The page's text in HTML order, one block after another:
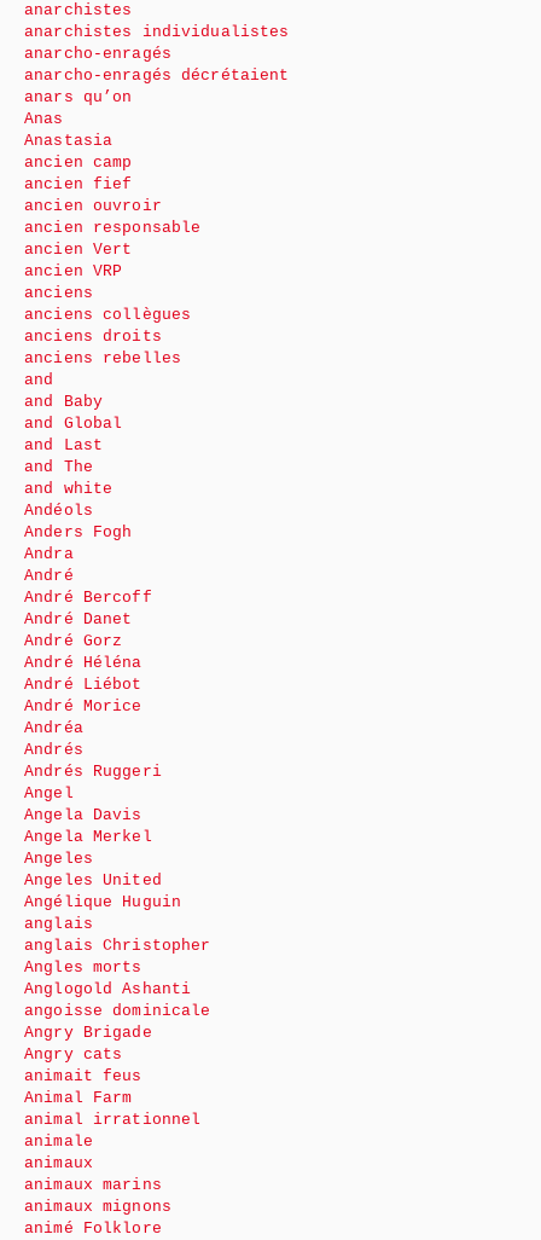
anarchistes
anarchistes individualistes
anarcho-enragés
anarcho-enragés décrétaient
anars qu’on
Anas
Anastasia
ancien camp
ancien fief
ancien ouvroir
ancien responsable
ancien Vert
ancien VRP
anciens
anciens collègues
anciens droits
anciens rebelles
and
and Baby
and Global
and Last
and The
and white
Andéols
Anders Fogh
Andra
André
André Bercoff
André Danet
André Gorz
André Héléna
André Liébot
André Morice
Andréa
Andrés
Andrés Ruggeri
Angel
Angela Davis
Angela Merkel
Angeles
Angeles United
Angélique Huguin
anglais
anglais Christopher
Angles morts
Anglogold Ashanti
angoisse dominicale
Angry Brigade
Angry cats
animait feus
Animal Farm
animal irrationnel
animale
animaux
animaux marins
animaux mignons
animé Folklore